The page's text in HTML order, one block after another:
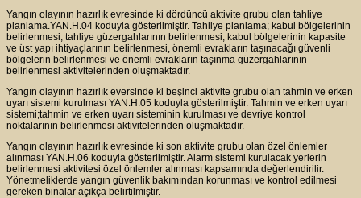
Yangın olayının hazırlık evresinde ki dördüncü aktivite grubu olan tahliye
planlama.YAN.H.04 koduyla gösterilmiştir. Tahliye planlama; kabul bölgelerinin
belirlenmesi, tahliye güzergahlarının belirlenmesi, kabul bölgelerinin kapasite
ve üst yapı ihtiyaçlarının belirlenmesi, önemli evrakların taşınacağı güvenli
bölgelerin belirlenmesi ve önemli evrakların taşınma güzergahlarının
belirlenmesi aktivitelerinden oluşmaktadır.
Yangın olayının hazırlık eversinde ki beşinci aktivite grubu olan tahmin ve erken
uyarı sistemi kurulması YAN.H.05 koduyla gösterilmiştir. Tahmin ve erken uyarı
sistemi;tahmin ve erken uyarı sisteminin kurulması ve devriye kontrol
noktalarının belirlenmesi aktivitelerinden oluşmaktadır.
Yangın olayının hazırlık evresinde ki son aktivite grubu olan özel önlemler
alınması YAN.H.06 koduyla gösterilmiştir. Alarm sistemi kurulacak yerlerin
belirlenmesi aktivitesi özel önlemler alınması kapsamında değerlendirilir.
Yönetmeliklerde yangın güvenlik bakımından korunması ve kontrol edilmesi
gereken binalar açıkça belirtilmiştir.